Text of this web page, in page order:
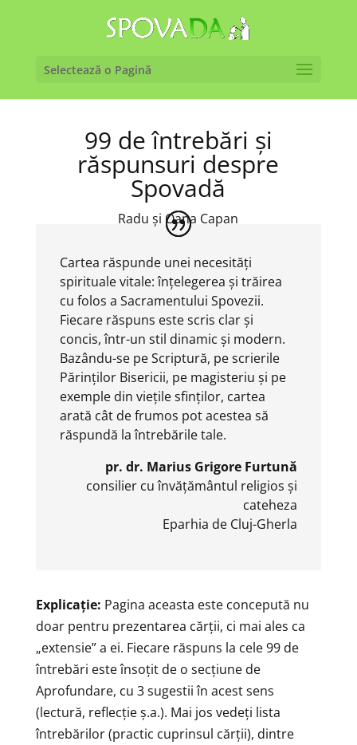
Selectează o Pagină
99 de întrebări și
răspunsuri despre
Spovadă
Radu și Oana Capan
Cartea răspunde unei necesități
spirituale vitale: înțelegerea și trăirea
cu folos a Sacramentului Spovezii.
Fiecare răspuns este scris clar și
concis, într-un stil dinamic și modern.
Bazându-se pe Scriptură, pe scrierile
Părinților Bisericii, pe magisteriu și pe
exemple din viețile sfinților, cartea
arată cât de frumos pot acestea să
răspundă la întrebările tale.
pr. dr. Marius Grigore Furtună
consilier cu învățământul religios și
cateheza
Eparhia de Cluj-Gherla
Explicație: Pagina aceasta este concepută nu
doar pentru prezentarea cărții, ci mai ales ca
„extensie” a ei. Fiecare răspuns la cele 99 de
întrebări este însoțit de o secțiune de
Aprofundare, cu 3 sugestii în acest sens
(lectură, reflecție ș.a.). Mai jos vedeți lista
întrebărilor (practic cuprinsul cărții), dintre